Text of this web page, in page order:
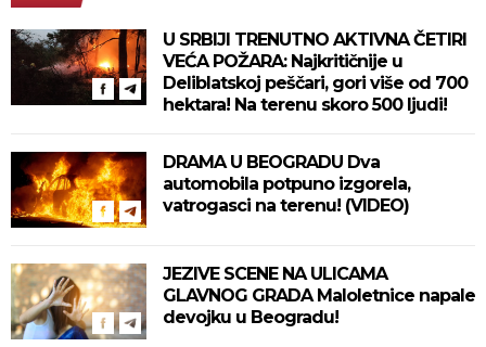
U SRBIJI TRENUTNO AKTIVNA ČETIRI
VEĆA POŽARA: Najkritičnije u
Deliblatskoj peščari, gori više od 700
hektara! Na terenu skoro 500 ljudi!
DRAMA U BEOGRADU Dva
automobila potpuno izgorela,
vatrogasci na terenu! (VIDEO)
JEZIVE SCENE NA ULICAMA
GLAVNOG GRADA Maloletnice napale
devojku u Beogradu!